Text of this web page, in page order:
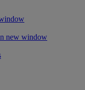
new window